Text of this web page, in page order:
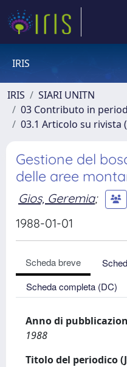
IRIS
IRIS
SIARI UNITN
03 Contributo in
03.1 Articolo su rivista
Gestione del
delle aree
Gios, Geremia;
1988-01-01
Scheda breve
Scheda completa (DC)
Anno di
1988
Titolo del periodico